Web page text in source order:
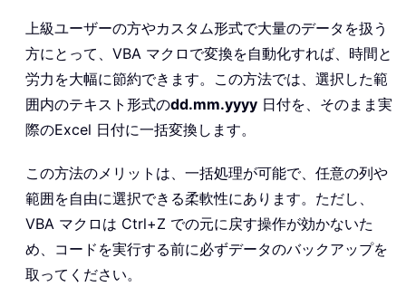
上級ユーザーの方やカスタム形式で大量のデータを扱う
方にとって、VBA マクロで変換を自動化すれば、時間と
労力を大幅に節約できます。この方法では、選択した範
囲内のテキスト形式のdd.mm.yyyy 日付を、そのまま実
際のExcel 日付に一括変換します。
この方法のメリットは、一括処理が可能で、任意の列や
範囲を自由に選択できる柔軟性にあります。ただし、
VBA マクロは Ctrl+Z での元に戻す操作が効かないた
め、コードを実行する前に必ずデータのバックアップを
取ってください。